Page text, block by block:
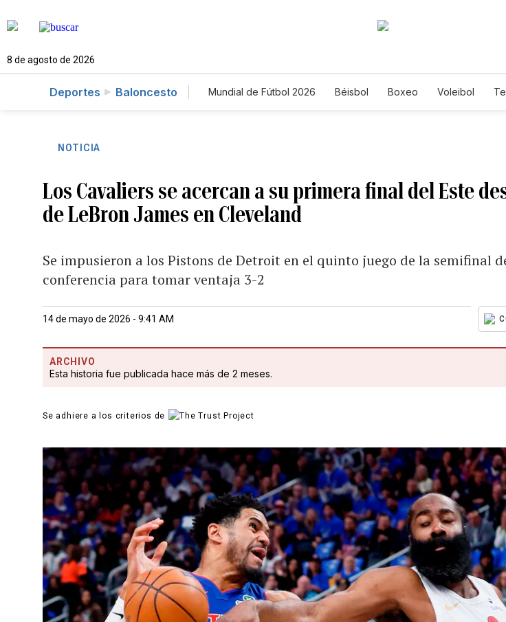
8 de agosto de 2026
Deportes Baloncesto Mundial de Fútbol 2026 Béisbol Boxeo Voleibol
NOTICIA
Los Cavaliers se acercan a su primera final del Este
de LeBron James en Cleveland
Se impusieron a los Pistons de Detroit en el quinto juego de la semifinal
conferencia para tomar ventaja 3-2
14 de mayo de 2026 - 9:41 AM
ARCHIVO
Esta historia fue publicada hace más de 2 meses.
Se adhiere a los criterios de